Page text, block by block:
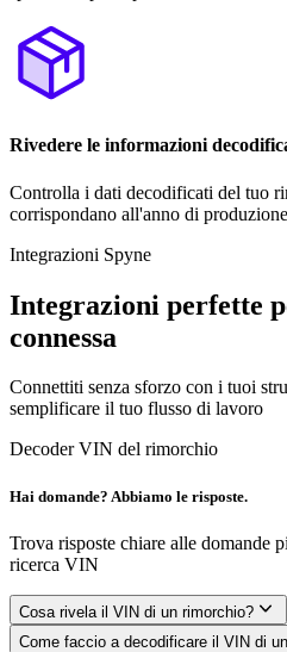
Rivedere le informazioni
Controlla i dati decodificati del tuo
corrispondano all'anno di
Integrazioni Spyne
Integrazioni perfette
connessa
Connettiti senza sforzo con i tuoi
semplificare il tuo flusso di lavoro
Decoder VIN del rimorchio
Hai domande? Abbiamo le risposte.
Trova risposte chiare alle domande
ricerca VIN
Cosa rivela il VIN di un rimorchio?
Come faccio a decodificare il VIN di